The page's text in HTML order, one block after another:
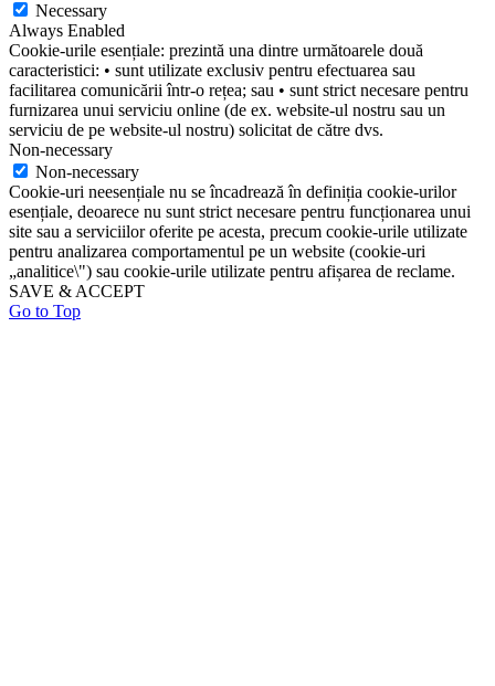
Necessary
Always Enabled
Cookie-urile esențiale: prezintă una dintre următoarele două
caracteristici: • sunt utilizate exclusiv pentru efectuarea sau
facilitarea comunicării într-o rețea; sau • sunt strict necesare pentru
furnizarea unui serviciu online (de ex. website-ul nostru sau un
serviciu de pe website-ul nostru) solicitat de către dvs.
Non-necessary
Non-necessary
Cookie-uri neesențiale nu se încadrează în definiția cookie-urilor
esențiale, deoarece nu sunt strict necesare pentru funcționarea unui
site sau a serviciilor oferite pe acesta, precum cookie-urile utilizate
pentru analizarea comportamentul pe un website (cookie-uri
„analitice\") sau cookie-urile utilizate pentru afișarea de reclame.
SAVE & ACCEPT
Go to Top